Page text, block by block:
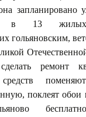
запланировано
в 13 жилых
гольяновским,
ремонт
поклеят